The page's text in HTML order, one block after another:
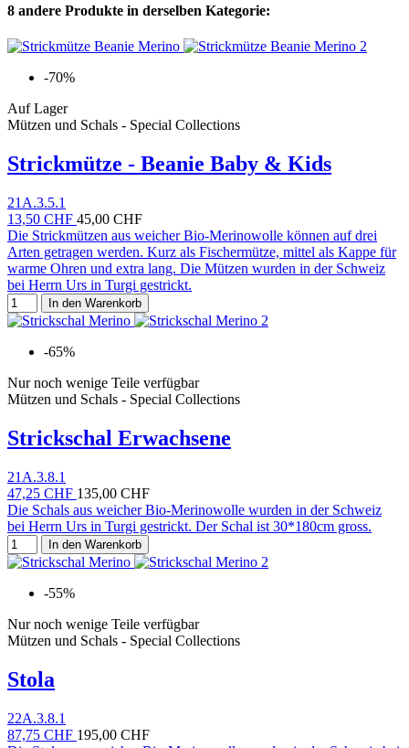
8 andere Produkte in derselben Kategorie:
-70%
Auf Lager
Mützen und Schals - Special Collections
Strickmütze - Beanie Baby & Kids
21A.3.5.1
13,50 CHF 45,00 CHF
Die Strickmützen aus weicher Bio-Merinowolle können auf drei
Arten getragen werden. Kurz als Fischermütze, mittel als Kappe für
warme Ohren und extra lang. Die Mützen wurden in der Schweiz
bei Herrn Urs in Turgi gestrickt.
In den Warenkorb
-65%
Nur noch wenige Teile verfügbar
Mützen und Schals - Special Collections
Strickschal Erwachsene
21A.3.8.1
47,25 CHF 135,00 CHF
Die Schals aus weicher Bio-Merinowolle wurden in der Schweiz
bei Herrn Urs in Turgi gestrickt. Der Schal ist 30*180cm gross.
In den Warenkorb
-55%
Nur noch wenige Teile verfügbar
Mützen und Schals - Special Collections
Stola
22A.3.8.1
87,75 CHF 195,00 CHF